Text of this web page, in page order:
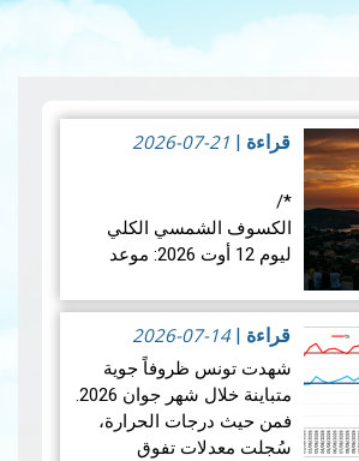
قراءة 2026-07-21
*/
الكسوف الشمسي الكلي
ليوم 12 أوت 2026: موعد
ستشهد الأرض واحدة من أروع
الظواهر الفلكية: كسوفا كلي
للشمس. يُعتبر هذا الكسوف
الأول من نوعه ال…
قراءة
قراءة |
2026-07-14
شهدت تونس ظروفاً جوية
متباينة خلال شهر جوان 2026.
فمن حيث درجات الحرارة،
سُجلت معدلات تفوق